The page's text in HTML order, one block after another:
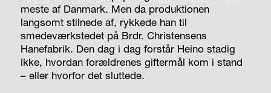
meste af Danmark. Men da produktionen
langsomt stilnede af, rykkede han til
smedeværkstedet på Brdr. Christensens
Hanefabrik. Den dag i dag forstår Heino stadig
ikke, hvordan forældrenes giftermål kom i stand
– eller hvorfor det sluttede.